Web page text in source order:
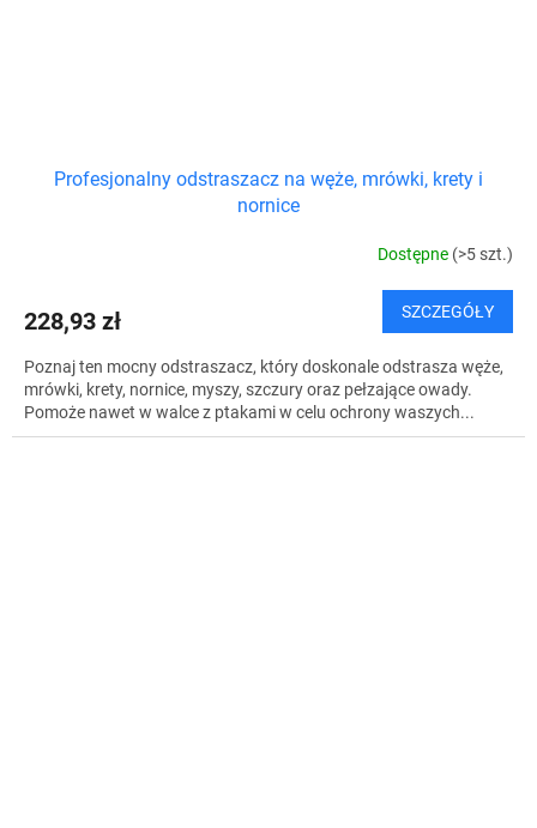
Profesjonalny odstraszacz na węże, mrówki, krety i
nornice
Dostępne (>5 szt.)
228,93 zł SZCZEGÓŁY
Poznaj ten mocny odstraszacz, który doskonale odstrasza węże,
mrówki, krety, nornice, myszy, szczury oraz pełzające owady.
Pomoże nawet w walce z ptakami w celu ochrony waszych...